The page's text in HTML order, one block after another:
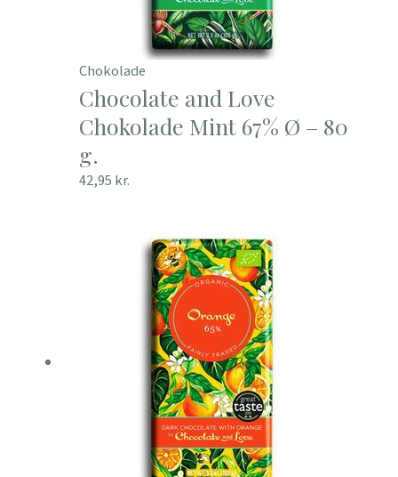
Chokolade
Chocolate and Love
Chokolade Mint 67% Ø – 80
g.
42,95 kr.